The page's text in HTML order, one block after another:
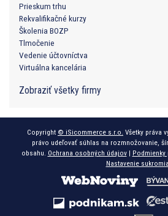
Prieskum trhu
Rekvalifikačné kurzy
Školenia BOZP
Tlmočenie
Vedenie účtovníctva
Virtuálna kancelária
Zobraziť všetky firmy
Copyright © iSicommerce s.r.o. Všetky práva
právo udeľovať súhlas na rozmnožovanie,
obsahu. Ochrana osobných údajov| Podmienky
Nastavenie sukromia